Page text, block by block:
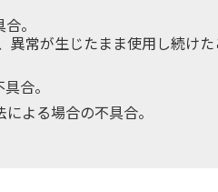
。
異常が生じたまま使用し続け
合。
よる場合の不具合。